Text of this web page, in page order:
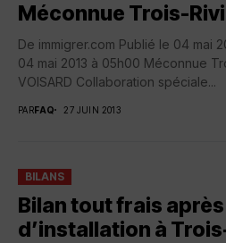
Méconnue Trois-
De immigrer.com Publié le 04 mai
04 mai 2013 à 05h00 Méconnue
VOISARD Collaboration spéciale...
PARFAQ 27 JUIN 2013
BILANS
Bilan tout frais
d’installation à